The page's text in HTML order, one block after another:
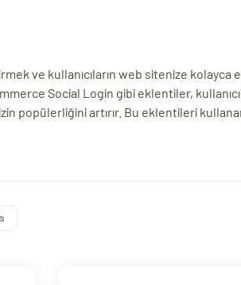
ve kullanıcıların web sitenize kolayca
Social Login gibi eklentiler,
popülerliğini artırır. Bu eklentileri